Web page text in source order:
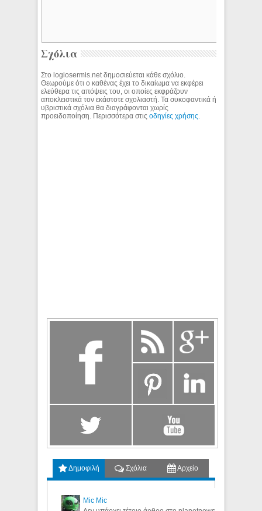
Σχόλια
Στο logiosermis.net δημοσιεύεται κάθε σχόλιο.
Θεωρούμε ότι ο καθένας έχει το δικαίωμα να εκφέρει
ελεύθερα τις απόψεις του, οι οποίες εκφράζουν
αποκλειστικά τον εκάστοτε σχολιαστή. Τα συκοφαντικά ή
υβριστικά σχόλια θα διαγράφονται χωρίς
προειδοποίηση. Περισσότερα στιςοδηγίες χρήσης
Δημοφιλή Σχόλια Αρχείο
Mic Mic